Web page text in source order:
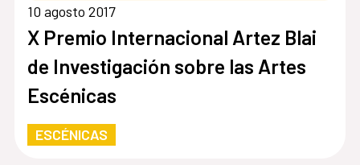
10 agosto 2017
X Premio Internacional Artez Blai
de Investigación sobre las Artes
Escénicas
ESCÉNICAS